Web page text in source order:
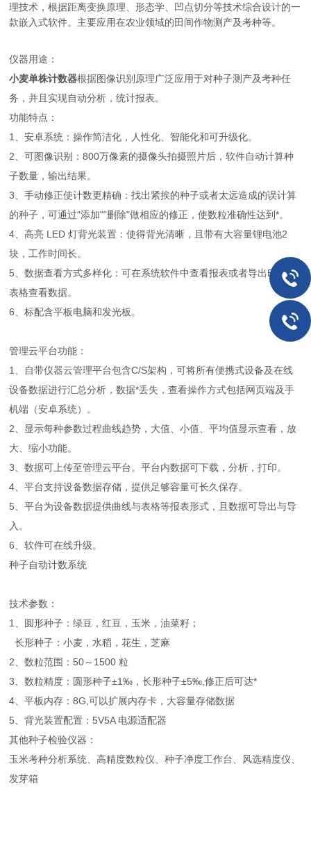
理技术，根据距离变换原理、形态学、凹点切分等技术综合设计的一
款嵌入式软件。主要应用在农业领域的田间作物测产及考种等。
仪器用途：
小麦单株计数器根据图像识别原理广泛应用于对种子测产及考种任
务，并且实现自动分析，统计报表。
功能特点：
1、安卓系统：操作简洁化，人性化、智能化和可升级化。
2、可图像识别：800万像素的摄像头拍摄照片后，软件自动计算种
子数量，输出结果。
3、手动修正使计数更精确：找出紧挨的种子或者太远造成的误计算
的种子，可通过“添加"“删除"做相应的修正，使数粒准确性达到*。
4、高亮 LED 灯背光装置：使得背光清晰，且带有大容量锂电池2
块，工作时间长。
5、数据查看方式多样化：可在系统软件中查看报表或者导出EXCEL
表格查看数据。
6、标配含平板电脑和发光板。
管理云平台功能：
1、自带仪器云管理平台包含C/S架构，可将所有便携式设备及在线
设备数据进行汇总分析，数据*丢失，查看操作方式包括网页端及手
机端（安卓系统）。
2、显示每种参数过程曲线趋势，大值、小值、平均值显示查看，放
大、缩小功能。
3、数据可上传至管理云平台。平台内数据可下载，分析，打印。
4、平台支持设备数据存储，提供足够容量可长久保存。
5、平台为设备数据提供曲线与表格等报表形式，且数据可导出与导
入。
6、软件可在线升级。
种子自动计数系统
技术参数：
1、圆形种子：绿豆，红豆，玉米，油菜籽；
长形种子：小麦，水稻，花生，芝麻
2、数粒范围：50～1500 粒
3、数粒精度：圆形种子±1‰，长形种子±5‰,修正后可达*
4、平板内存：8G,可以扩展内存卡，大容量存储数据
5、背光装置配置：5V5A 电源适配器
其他种子检验仪器：
玉米考种分析系统、高精度数粒仪、种子净度工作台、风选精度仪、
发芽箱